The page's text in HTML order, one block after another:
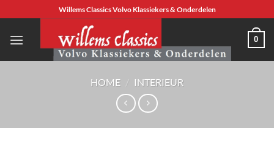
naar
inhoud
Willems Classics Volvo Klassiekers & Onderdelen
0
HOME / INTERIEUR